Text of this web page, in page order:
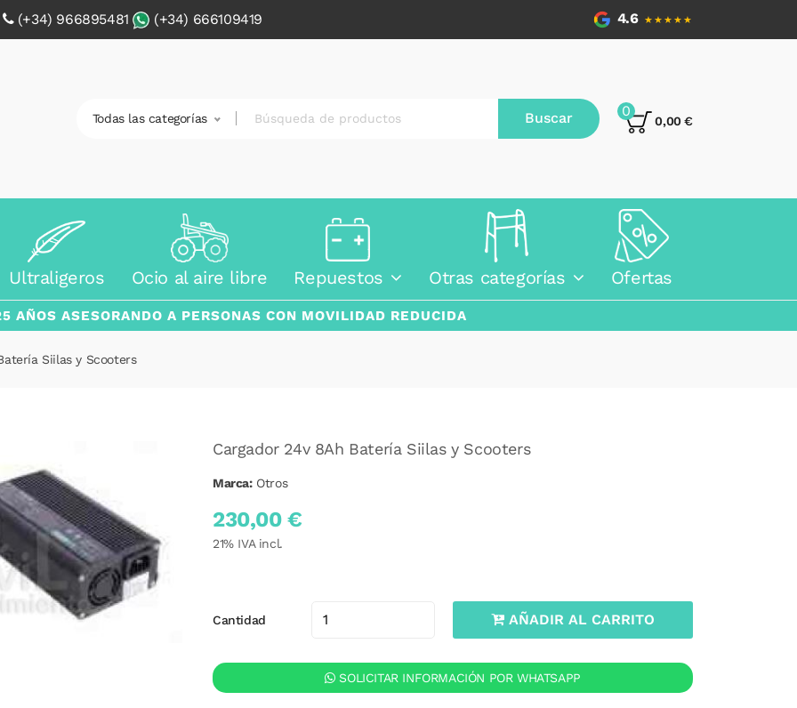
(+34) 966895481 (+34) 666109419 4.6 ★★★★★
Todas las categorías Buscar 0,00 €
0
Ultraligeros Ocio al aire libre Repuestos Otras categorías Ofertas
AÑOS ASESORANDO A PERSONAS CON MOVILIDAD REDUCIDA
Siilas y Scooters
Cargador 24v 8Ah Batería Siilas y Scooters
Marca: Otros
230,00 €
21% IVA incl.
Cantidad AÑADIR AL CARRITO
SOLICITAR INFORMACIÓN POR WHATSAPP